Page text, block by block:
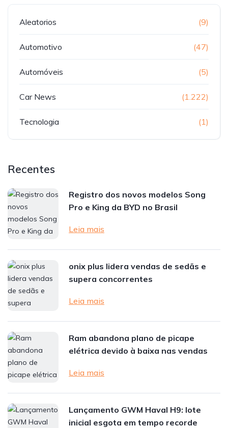
Aleatorios (9)
Automotivo (47)
Automóveis (5)
Car News (1.222)
Tecnologia (1)
Recentes
Registro dos novos modelos Song
Pro e King da BYD no Brasil
Leia mais
onix plus lidera vendas de sedãs e
supera concorrentes
Leia mais
Ram abandona plano de picape
elétrica devido à baixa nas vendas
Leia mais
Lançamento GWM Haval H9: lote
inicial esgota em tempo recorde